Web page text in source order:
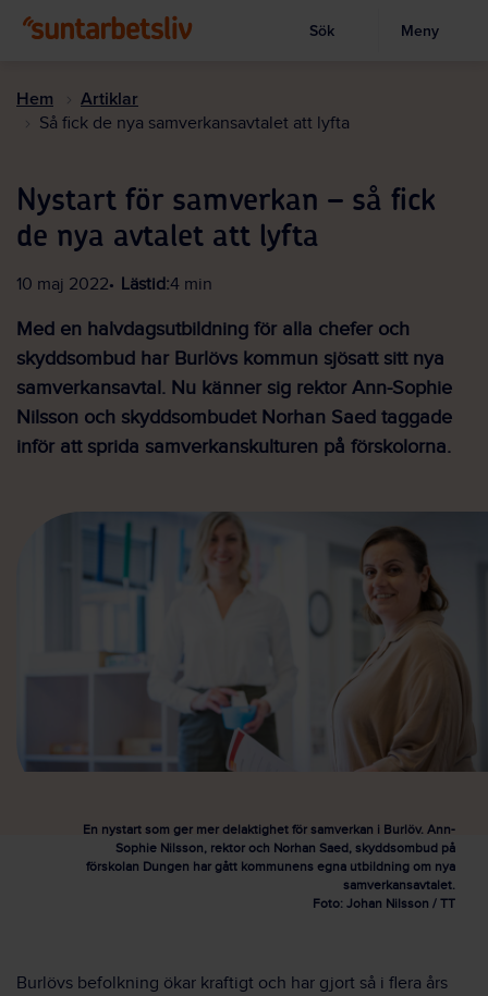
huvudinnehållet
Visa sökruta
Sök Meny
Hem Artiklar
Så fick de nya samverkansavtalet att lyfta
Nystart för samverkan – så fick
de nya avtalet att lyfta
10 maj 2022 Lästid:4 min
Med en halvdagsutbildning för alla chefer och
skyddsombud har Burlövs kommun sjösatt sitt nya
samverkansavtal. Nu känner sig rektor Ann-Sophie
Nilsson och skyddsombudet Norhan Saed taggade
inför att sprida samverkanskulturen på förskolorna.
En nystart som ger mer delaktighet för samverkan i Burlöv. Ann-
Sophie Nilsson, rektor och Norhan Saed, skyddsombud på
förskolan Dungen har gått kommunens egna utbildning om nya
samverkansavtalet.
Foto: Johan Nilsson / TT
Burlövs befolkning ökar kraftigt och har gjort så i flera års